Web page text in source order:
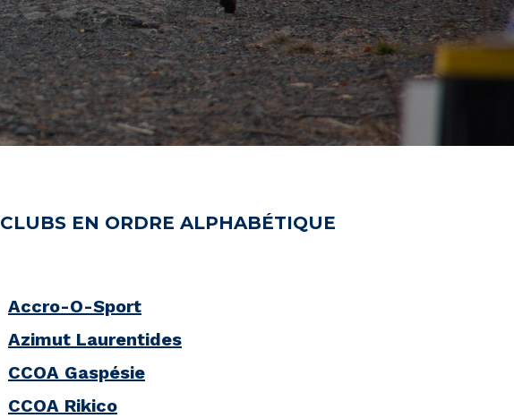
CLUBS EN ORDRE ALPHABÉTIQUE
Accro-O-Sport
Azimut Laurentides
CCOA Gaspésie
CCOA Rikico